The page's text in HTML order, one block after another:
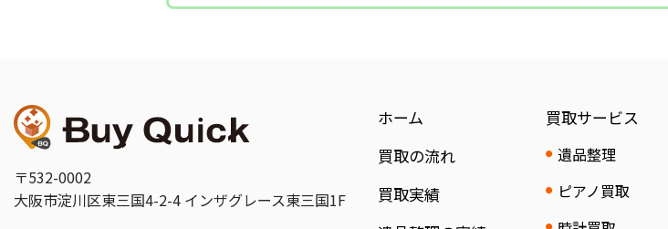
〒532-0002
大阪市淀川区東三国4-2-4 インザグレース東三国1F
ホーム
買取の流れ
買取実績
買取サービス
遺品整理
ピアノ買取